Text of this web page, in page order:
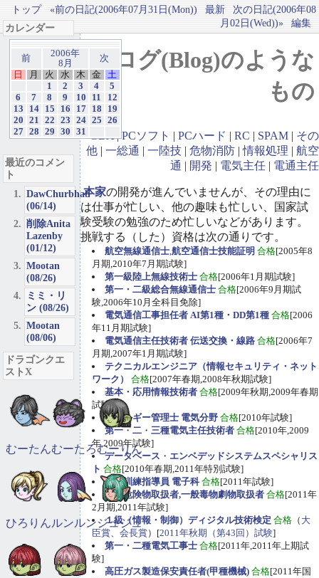
トップ «前の日記(2006年07月31日(Mon)) 最新
次の日記(2006年08
月02日(Wed))»
編集
ブログ(Blog)のような
もの
GBA|PCソフト | PCハード | RC | SPAM | その
他 | 一総通 | 一陸技 | 危物消防 |情報処理 | 航空
通 | 開発 | 電気主任 | 電通主任
本家の開発が進んでいませんが、その理由に
は仕事が忙しい、他の趣味も忙しい、国家試
験受験の勉強のため忙しいなどがあります。
挑戦する（した）資格は次の通りです。
航空無線通信士,航空通信士技能証明 合格[2005年8
月期,2010年7月期試験]
第一級陸上無線技術士 合格[2006年1月期試験]
第一・二級総合無線通信士 合格[2006年9月期試
験,2006年10月全科目免除]
電気通信工事担任者 AI第1種・DD第1種 合格[2006
年11月期試験]
電気通信主任技術者 伝送交換・線路 合格[2006年7
月期,2007年1月期試験]
テクニカルエンジニア（情報セキュリティ・ネット
ワーク）
合格[2007年春期,2008年秋期試験]
基本・応用情報技術者 合格[2009年秋期,2009年春期
試験]
エネルギー管理士 電気分野 合格[2010年試験]
第一・二 ・ 三種電気主任技術者 合格[2010年,2009
年,2009年試験]
データベース ・ エンベデッドシステムスペシャリス
ト 合格[2010年春期,2011年特別試験]
職業訓練指導員 電子科 合格[2011年試験]
甲種危険物取扱者,一般毒物劇物取扱者 合格[2011年
2月期,2011年試験]
１級（情報・制御）ディジタル技術検定 合格 （ 大
臣賞、会長賞）[2011年秋期（第43回）試験]
第一・二種電気工事士 合格[2011年,2011年上期試
験]
高圧ガス製造保安責任者(甲種機械) 合格[2011年国
カレンダー
前
2006年
8月
次
日
月 火 水 木 金
土
1
2 3 4
5
6
7 8 9 10 11
12
13
14 15 16 17 18
19
20
21 22 23 24 25
26
27 28 29 30 31
最近のコメン
ト
DawChurbhab
(06/14)
削除Anita
Lazenby
(01/12)
Mootan
(08/26)
ミミ・リ
ン (08/26)
Mootan
(08/06)
ドラゴンクエ
ストX
むーたんむーたろむーりん
ひろりんルンルンジュジュ